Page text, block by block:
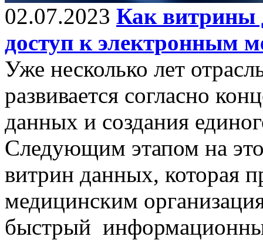
02.07.2023 Как витрины
доступ к электронным
Уже несколько лет
развивается согласно
данных и создания
Следующим этапом на
витрин данных, которая
медицинским
быстрый